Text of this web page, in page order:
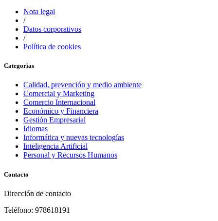
Nota legal
/
Datos corporativos
/
Política de cookies
Categorias
Calidad, prevención y medio ambiente
Comercial y Marketing
Comercio Internacional
Económico y Financiera
Gestión Empresarial
Idiomas
Informática y nuevas tecnologías
Inteligencia Artificial
Personal y Recursos Humanos
Contacto
Dirección de contacto
Teléfono: 978618191